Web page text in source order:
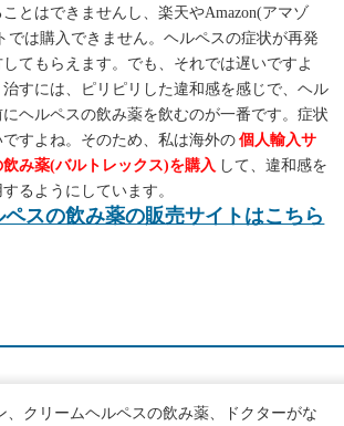
とはできませんし、楽天やAmazon(アマゾ
では購入できません。ヘルペスの症状が再発
てもらえます。でも、それでは遅いですよ
すには、ピリピリした違和感を感じで、ヘル
ヘルペスの飲み薬を飲むのが一番です。症状
すよね。そのため、私は海外の個人輸入サ
み薬(バルトレックス)を購入 して、違和感を
るようにしています。
ペスの飲み薬の販売サイトはこちら
、クリームヘルペスの飲み薬、ドクターがな